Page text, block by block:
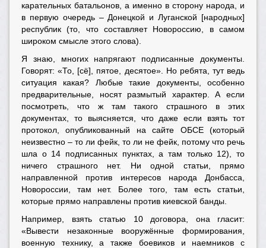
карательных батальонов, а именно в сторону народа, и
в первую очередь – Донецкой и Луганской [народных]
республик (то, что составляет Новороссию, в самом
широком смысле этого слова).
Я знаю, многих напрягают подписанные документы.
Говорят: «То, [сё], пятое, десятое». Но ребята, тут ведь
ситуация какая? Любые такие документы, особенно
предварительные, носят размытый характер. А если
посмотреть, что ж там такого страшного в этих
документах, то выясняется, что даже если взять тот
протокол, опубликованный на сайте ОБСЕ (который
неизвестно – то ли фейк, то ли не фейк, потому что речь
шла о 14 подписанных пунктах, а там только 12), то
ничего страшного нет. Ни одной статьи, прямо
направленной против интересов народа Донбасса,
Новороссии, там нет. Более того, там есть статьи,
которые прямо направлены против киевской банды.
Например, взять статью 10 договора, она гласит:
«Вывести незаконные вооружённые формирования,
военную технику, а также боевиков и наемников с